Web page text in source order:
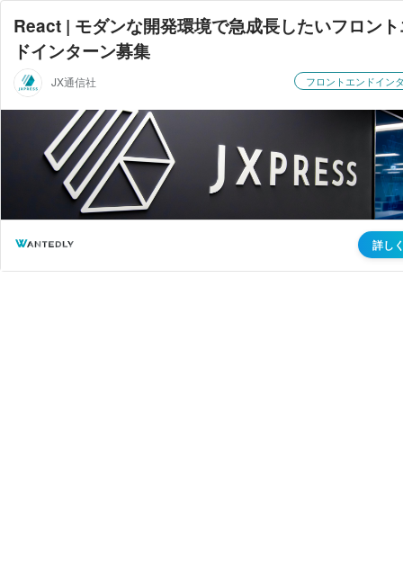
React | モダンな開発環境で急成長したいフロン
ドインターン募集
JX通信社 フロントエンドイン
詳し